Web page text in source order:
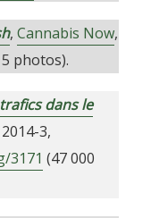
, Cannabis Now,
photos).
dans le
3,
3171 (47 000